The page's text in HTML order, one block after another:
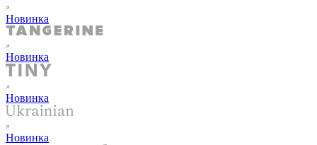
Новинка
Новинка
Новинка
Новинка